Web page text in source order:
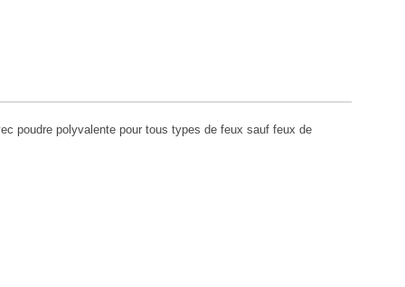
poudre polyvalente pour tous types de feux sauf feux de